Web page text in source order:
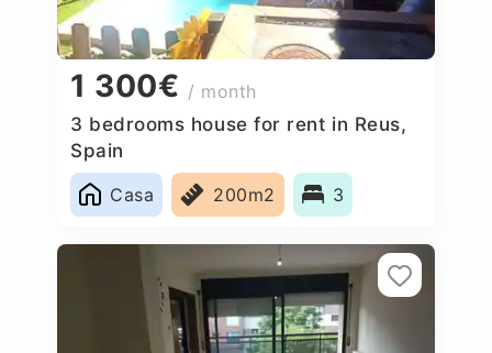
1 300€ / month
3 bedrooms house for rent in Reus,
Spain
Casa
200m2 3